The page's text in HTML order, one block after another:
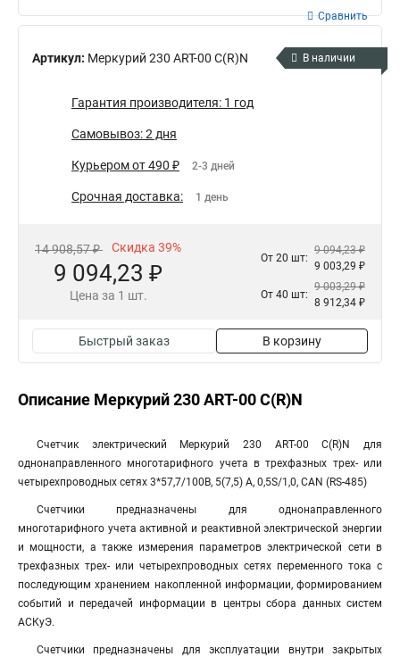
Артикул: Меркурий 230 АRT-00 С(R)N
Сравнить
В наличии
Гарантия производителя: 1 год
Самовывоз: 2 дня
Курьером от 490 ₽ 2-3 дней
Срочная доставка: 1 день
14 908,57 ₽ Скидка 39%
9 094,23 ₽
Цена за 1 шт.
От 20 шт:
9 094,23 ₽
9 003,29 ₽
От 40 шт:
9 003,29 ₽
8 912,34 ₽
Быстрый заказ В корзину
Описание Меркурий 230 АRT-00 С(R)N
Счетчик электрический Меркурий 230 АRT-00 С(R)N для
однонаправленного многотарифного учета в трехфазных трех- или
четырехпроводных сетях 3*57,7/100В, 5(7,5) А, 0,5S/1,0, CAN (RS-485)
Счетчики предназначены для однонаправленного
многотарифного учета активной и реактивной электрической энергии
и мощности, а также измерения параметров электрической сети в
трехфазных трех- или четырехпроводных сетях переменного тока с
последующим хранением накопленной информации, формированием
событий и передачей информации в центры сбора данных систем
АСКуЭ.
Счетчики предназначены для эксплуатации внутри закрытых